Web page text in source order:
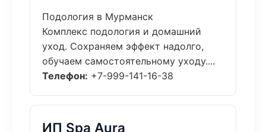
Подология в Мурманск
Комплекс подология и домашний
уход. Сохраняем эффект надолго,
обучаем самостоятельному уходу....
Телефон: +7-999-141-16-38
ИП Spa Aura